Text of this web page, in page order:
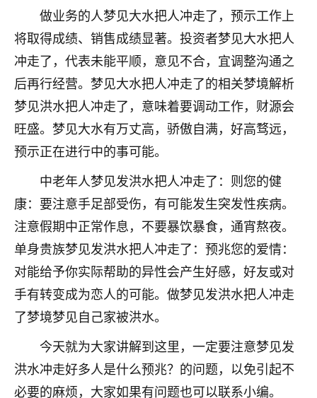
做业务的人梦见大水把人冲走了，预示工作上
将取得成绩、销售成绩显著。投资者梦见大水把人
冲走了，代表未能平顺，意见不合，宜调整沟通之
后再行经营。梦见大水把人冲走了的相关梦境解析
梦见洪水把人冲走了，意味着要调动工作，财源会
旺盛。梦见大水有万丈高，骄傲自满，好高骛远，
预示正在进行中的事可能。
中老年人梦见发洪水把人冲走了：则您的健
康：要注意手足部受伤，有可能发生突发性疾病。
注意假期中正常作息，不要暴饮暴食，通宵熬夜。
单身贵族梦见发洪水把人冲走了：预兆您的爱情：
对能给予你实际帮助的异性会产生好感，好友或对
手有转变成为恋人的可能。做梦见发洪水把人冲走
了梦境梦见自己家被洪水。
今天就为大家讲解到这里，一定要注意梦见发
洪水冲走好多人是什么预兆？的问题，以免引起不
必要的麻烦，大家如果有问题也可以联系小编。
我也想要，我也想要！
2天前 来自山西 15
Jessica李
老师做不做超度法事？我想给我奶奶做超度，她今年
刚去世了。
七零老顽童：我母亲前年离世，刚开始我经常
做梦梦见她，后来也是朋友介绍，找到慧来老
师，安排了超度法事，做梦再也没有梦到过
了，一开始是半信半疑的，图个心安，给亡母
超度，现在看来，人不信也不行。
11
优秀的张同学
老师收徒吗？？我对这些很感兴趣
2天前 来自山西 15